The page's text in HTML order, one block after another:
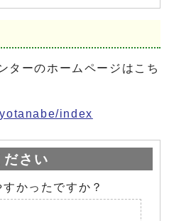
ターのホームページはこち
index
ださい
かったですか？